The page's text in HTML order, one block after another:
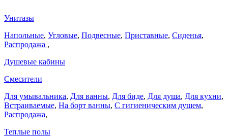
Унитазы
Напольные, Угловые, Подвесные, Приставные, Сиденья,
Распродажа ,
Душевые кабины
Смесители
Для умывальника, Для ванны, Для биде, Для душа, Для кухни,
Встраиваемые, На борт ванны, C гигиеническим душем,
Распродажа,
Теплые полы